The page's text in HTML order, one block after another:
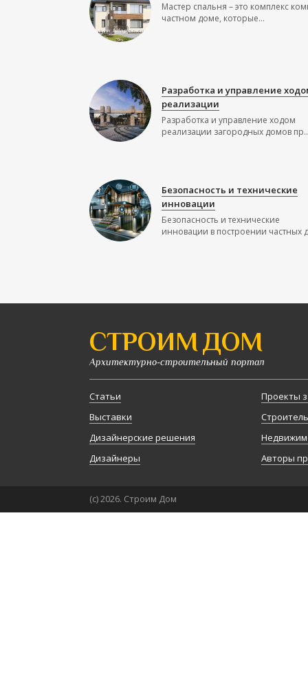
Мастер спальня – это комплекс
частном доме, которые...
Разработка и управление
реализации
Разработка и управление ходом
реализации загородных домов
Безопасность и технические
инновации
Безопасность и технические
инновации в построении частных
СТРОИМ ДОМ
Архитектурно-строительный портал
Статьи
Выставки
Дизайнерские решения
Дизайнеры
Проекты
Авторы
(с) 2026. Строим Дом